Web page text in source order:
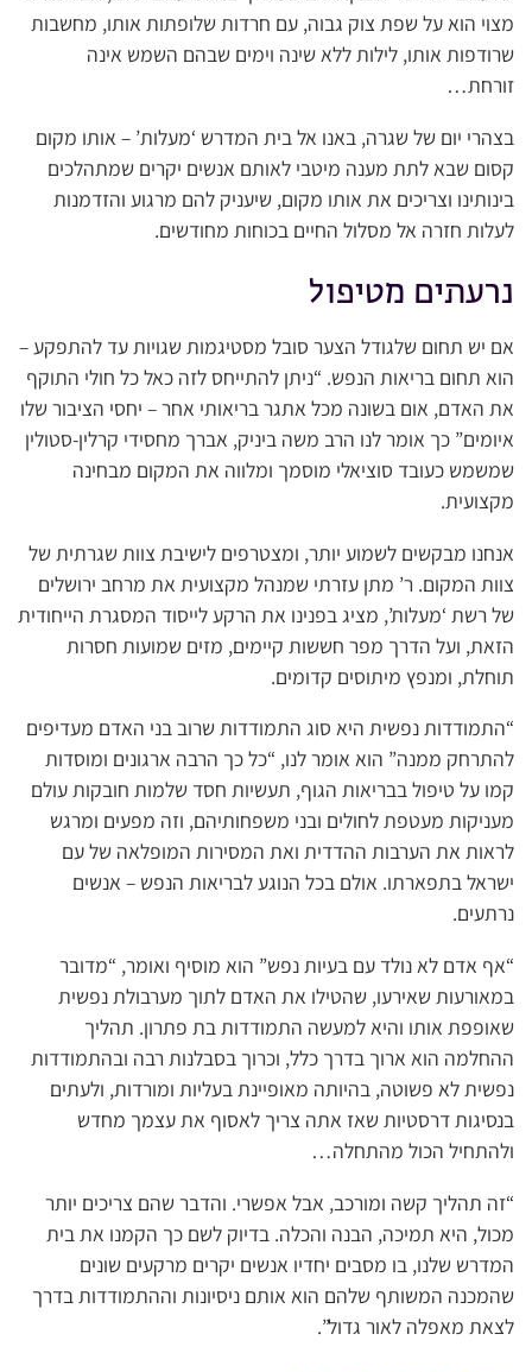
מצוי הוא על שפת צוק גבוה, עם חרדות שלופתות אותו, מחשבות
שרודפות אותו, לילות ללא שינה וימים שבהם השמש אינה
זורחת…
בצהרי יום של שגרה, באנו אל בית המדרש ‘מעלות’ – אותו מקום
קסום שבא לתת מענה מיטבי לאותם אנשים יקרים שמתהלכים
בינותינו וצריכים את אותו מקום, שיעניק להם מרגוע והזדמנות
לעלות חזרה אל מסלול החיים בכוחות מחודשים.
נרעתים מטיפול
אם יש תחום שלגודל הצער סובל מסטיגמות שגויות עד להתפקע –
הוא תחום בריאות הנפש. “ניתן להתייחס לזה כאל כל חולי התוקף
את האדם, אום בשונה מכל אתגר בריאותי אחר – יחסי הציבור שלו
איומים” כך אומר לנו הרב משה ביניק, אברך מחסידי קרלין-סטולין
שמשמש כעובד סוציאלי מוסמך ומלווה את המקום מבחינה
מקצועית.
אנחנו מבקשים לשמוע יותר, ומצטרפים לישיבת צוות שגרתית של
צוות המקום. ר’ מתן עזרתי שמנהל מקצועית את מרחב ירושלים
של רשת ‘מעלות’, מציג בפנינו את הרקע לייסוד המסגרת הייחודית
הזאת, ועל הדרך מפר חששות קיימים, מזים שמועות חסרות
תוחלת, ומנפץ מיתוסים קדומים.
“התמודדות נפשית היא סוג התמודדות שרוב בני האדם מעדיפים
להתרחק ממנה” הוא אומר לנו, “כל כך הרבה ארגונים ומוסדות
קמו על טיפול בבריאות הגוף, תעשיות חסד שלמות חובקות עולם
מעניקות מעטפת לחולים ובני משפחותיהם, וזה מפעים ומרגש
לראות את הערבות ההדדית ואת המסירות המופלאה של עם
ישראל בתפארתו. אולם בכל הנוגע לבריאות הנפש – אנשים
נרתעים.
“אף אדם לא נולד עם בעיות נפש” הוא מוסיף ואומר, “מדובר
במאורעות שאירעו, שהטילו את האדם לתוך מערבולת נפשית
שאופפת אותו והיא למעשה התמודדות בת פתרון. תהליך
ההחלמה הוא ארוך בדרך כלל, וכרוך בסבלנות רבה ובהתמודדות
נפשית לא פשוטה, בהיותה מאופיינת בעליות ומורדות, ולעתים
בנסיגות דרסטיות שאז אתה צריך לאסוף את עצמך מחדש
ולהתחיל הכול מהתחלה…
“זה תהליך קשה ומורכב, אבל אפשרי. והדבר שהם צריכים יותר
מכול, היא תמיכה, הבנה והכלה. בדיוק לשם כך הקמנו את בית
המדרש שלנו, בו מסבים יחדיו אנשים יקרים מרקעים שונים
שהמכנה המשותף שלהם הוא אותם ניסיונות וההתמודדות בדרך
לצאת מאפלה לאור גדול”.